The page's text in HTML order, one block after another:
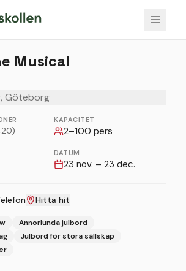
Musical
Göteborg
KAPACITET
2–100 pers
DATUM
23 nov. – 23 dec.
Hitta hit
Annorlunda julbord
Julbord för stora sällskap